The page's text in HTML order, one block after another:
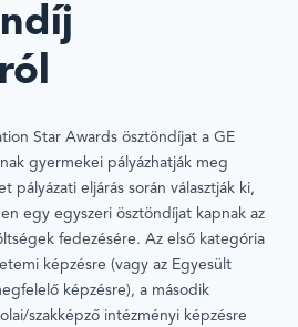
Star Awards ösztöndíjat a GE
gyermekei pályázhatják meg
pályázati eljárás során választják ki,
egy egyszeri ösztöndíjat kapnak az
fedezésére. Az első kategória
képzésre (vagy az Egyesült
képzésre), a második
szakképző intézményi képzésre